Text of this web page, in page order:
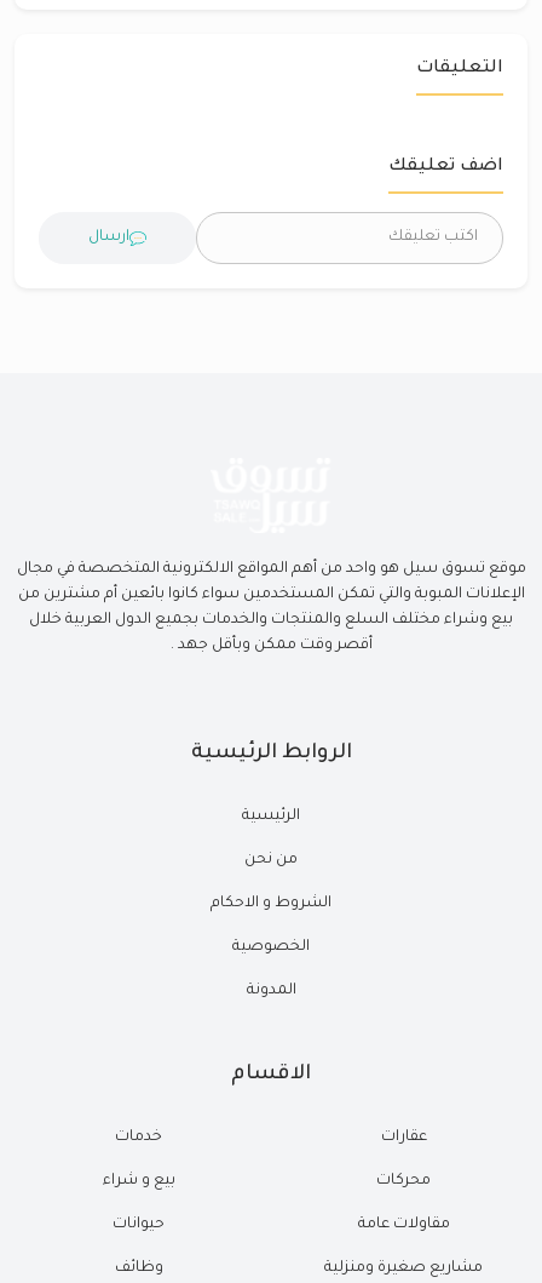
التعليقات
اضف تعليقك
ارسال
موقع تسوق سيل هو واحد من أهم المواقع الالكترونية المتخصصة في مجال
الإعلانات المبوبة والتي تمكن المستخدمين سواء كانوا بائعين أم مشترين من
بيع وشراء مختلف السلع والمنتجات والخدمات بجميع الدول العربية خلال
أقصر وقت ممكن وبأقل جهد .
الروابط الرئيسية
الرئيسية
من نحن
الشروط و الاحكام
الخصوصية
المدونة
الاقسام
عقارات
محركات
مقاولات عامة
مشاريع صغيرة ومنزلية
خدمات
بيع و شراء
حيوانات
وظائف